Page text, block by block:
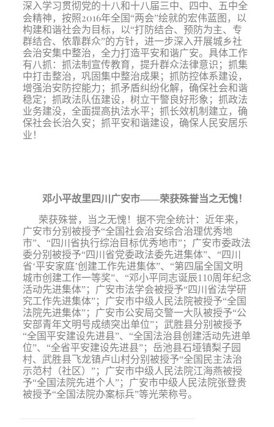
深入学习贯彻党的十八和十八届三中、四中、五中全
会精神，按照2016年全国“两会”绘就的宏伟蓝图，以
构建和谐社会为目标，以“打防结合、预防为主、专
群结合、依靠群众”的方针，进一步深入开展城乡社
会治安集中整治，全力打造平安和谐广安。具体工作
有八抓：抓法制宣传教育，提升群众法律意识；抓集
中打击整治，巩固集中整治成果；抓防控体系建设，
增强治安防控能力；抓矛盾纠纷化解，确保社会和谐
稳定；抓政法队伍建设，树立干警良好形象；抓政法
业务建没，全面提高执法水平；抓长效机制建立，确
保社会长治久安；抓平安和谐建设，确保人民安居乐
业！
邓小平故里四川广安市——荣获殊誉当之无愧！
荣获殊誉，当之无愧！据不完全统计：近年来，
广安市分别被授予“全国社会治安综合治理优秀地
市”、“四川省执行综治目标优秀地市”；广安市委政法
委分别被授予“四川省党委政法委先进集体”、“四川
省‘平安家庭’创建工作先进集体”、“第四届全国文明
城市创建工作一等奖”、“邓小平同志诞辰110周年纪念
活动先进集体”；广安市法学会被授予“四川省法学研
究工作先进集体”；广安市中级人民法院被授予“全国
法院先进集体”；广安市公安局交警一大队被授予“公
安部青年文明号成绩突出单位”；武胜县分别被授予
“全国平安建设先进县”、“全国法治县创建活动先进单
位”、“全省平安建设先进县”；岳池县石垭镇梨子园
村、武胜县飞龙镇卢山村分别被授予“全国民主法治
示范村（社区）”；广安市中级人民法院江海燕被授
予“全国法院先进个人”；广安市中级人民法院张登贵
被授予“全国法院办案标兵”等光荣称号。